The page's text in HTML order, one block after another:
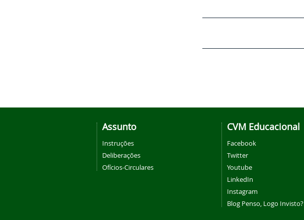
Assunto
Instruções
Deliberações
Ofícios-Circulares
CVM Educacional
Facebook
Twitter
Youtube
LinkedIn
Instagram
Blog Penso, Logo Invisto?